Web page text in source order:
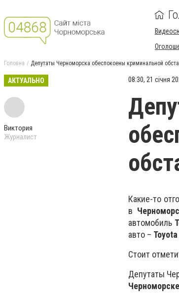
Головна Депутаты Черноморска обеспокоены криминальной
АКТУАЛЬНО
Виктория
Журналист
08:30, 21 січня
Какие-то
в
автомобиль
авто –
Стоит
Депутаты
Черноморске